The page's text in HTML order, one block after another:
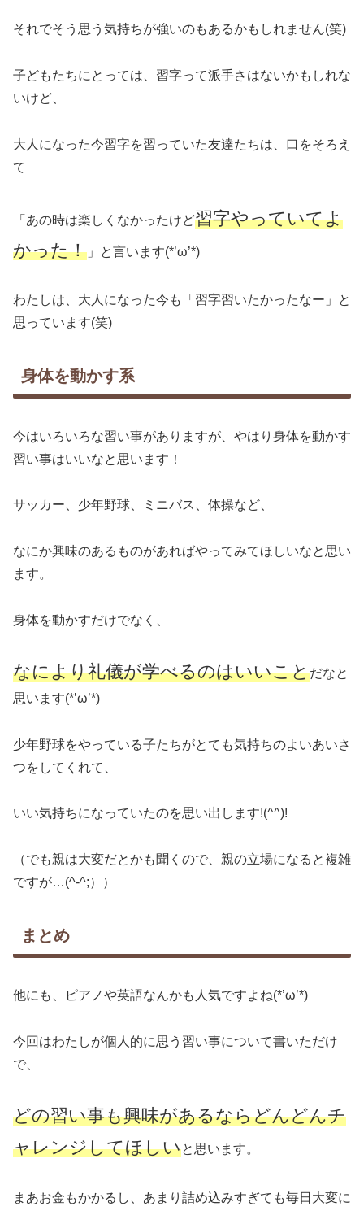
それでそう思う気持ちが強いのもあるかもしれません(笑)
子どもたちにとっては、習字って派手さはないかもしれな
いけど、
大人になった今習字を習っていた友達たちは、口をそろえ
て
「あの時は楽しくなかったけど習字やっていてよ
かった！ 」と言います(*’ω’*)
わたしは、大人になった今も「習字習いたかったなー」と
思っています(笑)
身体を動かす系
今はいろいろな習い事がありますが、やはり身体を動かす
習い事はいいなと思います！
サッカー、少年野球、ミニバス、体操など、
なにか興味のあるものがあればやってみてほしいなと思い
ます。
身体を動かすだけでなく、
なにより礼儀が学べるのはいいことだなと
思います(*’ω’*)
少年野球をやっている子たちがとても気持ちのよいあいさ
つをしてくれて、
いい気持ちになっていたのを思い出します!(^^)!
（でも親は大変だとかも聞くので、親の立場になると複雑
ですが…(^-^;））
まとめ
他にも、ピアノや英語なんかも人気ですよね(*’ω’*)
今回はわたしが個人的に思う習い事について書いただけ
で、
どの習い事も興味があるならどんどんチ
ャレンジしてほしいと思います。
まあお金もかかるし、あまり詰め込みすぎても毎日大変に